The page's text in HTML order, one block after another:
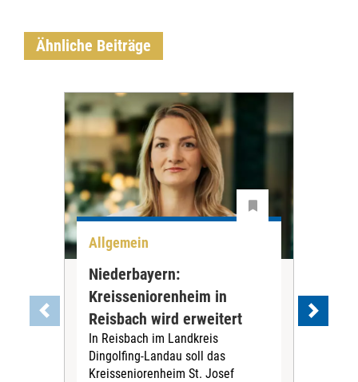
Ähnliche Beiträge
Allgemein
Niederbayern:
Kreisseniorenheim in
Reisbach wird erweitert
In Reisbach im Landkreis
Dingolfing-Landau soll das
Kreisseniorenheim St. Josef